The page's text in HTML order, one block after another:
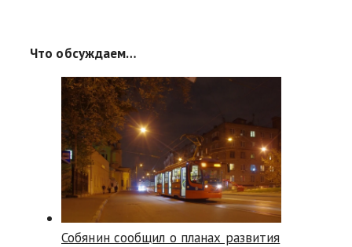
Что обсуждаем…
Собянин сообщил о планах развития